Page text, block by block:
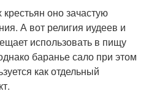
оно зачастую
А вот религия иудеев и
использовать в пищу
баранье сало при этом
как отдельный